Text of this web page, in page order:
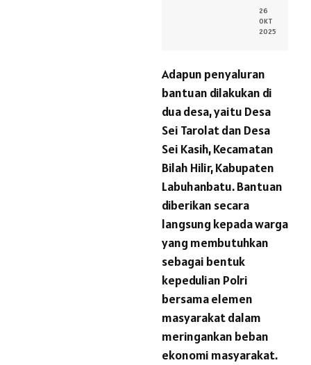
26
OKT
2025
Adapun penyaluran
bantuan dilakukan di
dua desa, yaitu Desa
Sei Tarolat dan Desa
Sei Kasih, Kecamatan
Bilah Hilir, Kabupaten
Labuhanbatu. Bantuan
diberikan secara
langsung kepada warga
yang membutuhkan
sebagai bentuk
kepedulian Polri
bersama elemen
masyarakat dalam
meringankan beban
ekonomi masyarakat.